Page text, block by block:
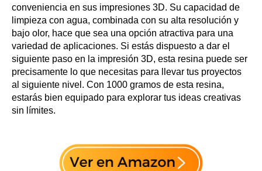
conveniencia en sus impresiones 3D. Su capacidad de
limpieza con agua, combinada con su alta resolución y
bajo olor, hace que sea una opción atractiva para una
variedad de aplicaciones. Si estás dispuesto a dar el
siguiente paso en la impresión 3D, esta resina puede ser
precisamente lo que necesitas para llevar tus proyectos
al siguiente nivel. Con 1000 gramos de esta resina,
estarás bien equipado para explorar tus ideas creativas
sin límites.